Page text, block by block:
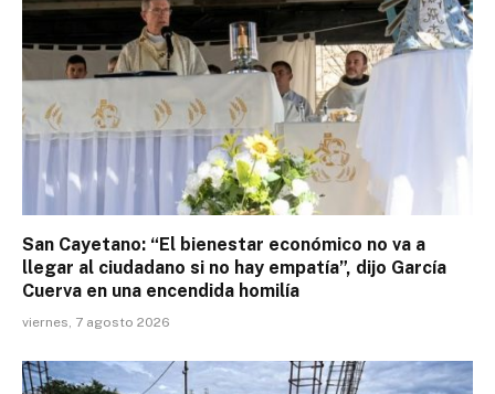
San Cayetano: “El bienestar económico no va a
llegar al ciudadano si no hay empatía”, dijo García
Cuerva en una encendida homilía
viernes, 7 agosto 2026